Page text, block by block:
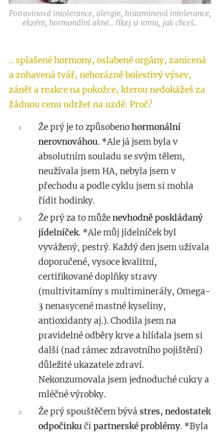
Potravinová intolerance, alergie, histaminová intolerance,
ekzém, hormonální akné... říkej si tomu, jak chceš...
.. splašené hormony, oslabené orgány, zanícená
a zohavená tvář, nehorázně bolestivý výsev,
zánět a reakce na pokožce, kterou nedokážeš za
žádnou cenu udržet na uzdě. Proč?
Že prý je to způsobenohormonální
nerovnováhou. *Ale já jsem byla v
absolutním souladu se svým tělem,
neužívala jsem HA, nebyla jsem v
přechodu a podle cyklu jsem si mohla
řídit hodinky.
Že prý za to můženevhodně poskládaný
jídelníček. *Ale můj jídelníček byl
vyvážený, pestrý. Každý den jsem užívala
doporučené, vysoce kvalitní,
certifikované doplňky stravy
(multivitamíny s multiminerály, Omega-
3 nenasycené mastné kyseliny,
antioxidanty aj.). Chodila jsem na
pravidelné odběry krve a hlídala jsem si
další (nad rámec zdravotního pojištění)
důležité ukazatele zdraví.
Nekonzumovala jsem jednoduché cukry a
mléčné výrobky.
Že prý spouštěčem bývá stres, nedostatek
odpočinkučipartnerské problémy. *Byla